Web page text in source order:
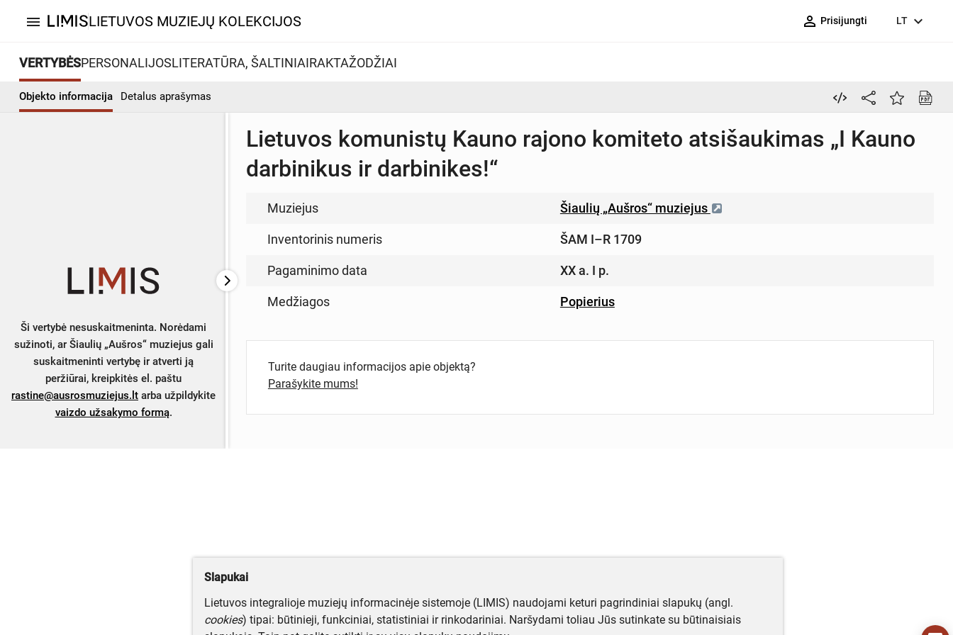
menu LIETUVOS MUZIEJŲ KOLEKCIJOS person_outline Prisijungti LT expand_more
VERTYBĖSPERSONALIJOSLITERATŪRA, ŠALTINIAIRAKTAŽODŽIAI
Objekto informacija Detalus aprašymas
Ši vertybė nesuskaitmeninta. Norėdami
sužinoti, ar Šiaulių „Aušros“ muziejus gali
suskaitmeninti vertybę ir atverti ją
peržiūrai, kreipkitės el. paštu
rastine@ausrosmuziejus.lt arba užpildykite
vaizdo užsakymo formą.
Lietuvos komunistų Kauno rajono komiteto atsišaukimas „I Kauno
darbinikus ir darbinikes!“
Muziejus Šiaulių „Aušros“ muziejus
Inventorinis numeris ŠAM I–R 1709
Pagaminimo data XX a. I p.
Medžiagos Popierius
Turite daugiau informacijos apie objektą?
Parašykite mums!
Slapukai
Lietuvos integralioje muziejų informacinėje sistemoje (LIMIS) naudojami keturi pagrindiniai slapukų (angl.
cookies) tipai: būtinieji, funkciniai, statistiniai ir rinkodariniai. Naršydami toliau Jūs sutinkate su būtinaisiais